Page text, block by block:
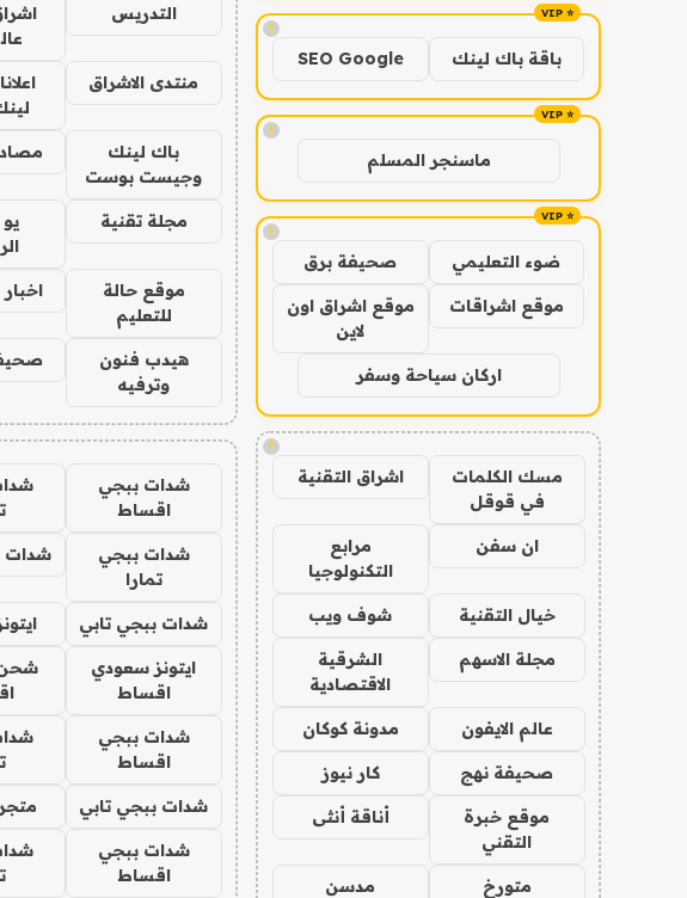
!
باقة باك لينك SEO Google
!
ماسنجر المسلم
!
ضوء التعليمي صحيفة برق
موقع اشراقات
موقع اشراق اون
لاين
اركان سياحة وسفر
!
مسك الكلمات
في قوقل
اشراق التقنية
ان سفن
مرابع
التكنولوجيا
خيال التقنية شوف ويب
مجلة الاسهم
الشرقية
الاقتصادية
عالم الايفون مدونة كوكان
صحيفة نهج كار نيوز
موقع خبرة
التقني
أناقة أنثى
متورخ مدسن
التدريس
منتدى الاشراق
لينك
باك لينك
وجيست بوست
مجلة تقنية
موقع حالة
للتعليم
اخبار 24 ساعة
هيدب فنون
وترفيه
شدات ببجي
اقساط
شدات ببجي
تمارا
شدات
شدات ببجي تابي
ايتونز سعودي
اقساط
شحن
شدات ببجي
اقساط
شدات ببجي تابي
شدات ببجي
اقساط